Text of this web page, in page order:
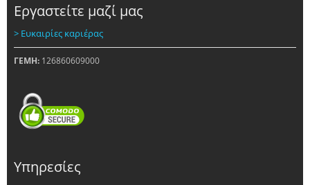
Εργαστείτε μαζί μας
> Ευκαιρίες καριέρας
ΓΕΜΗ: 126860609000
Υπηρεσίες